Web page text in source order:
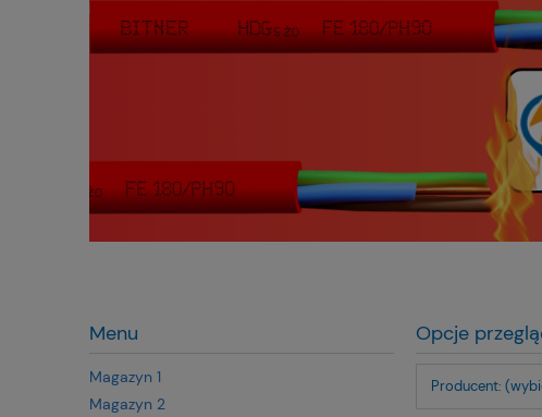
Menu
Magazyn 1
Magazyn 2
Opcje
Producent: